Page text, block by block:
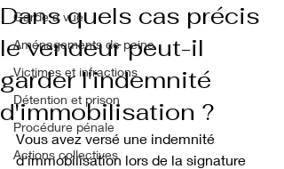
Garde à vue
Aménagements de peine
Victimes et infractions
Détention et prison
Procédure pénale
Actions collectives
Dans quels cas précis
le vendeur peut-il
garder l'indemnité
d'immobilisation ?
Vous avez versé une indemnité
d'immobilisation lors de la signature